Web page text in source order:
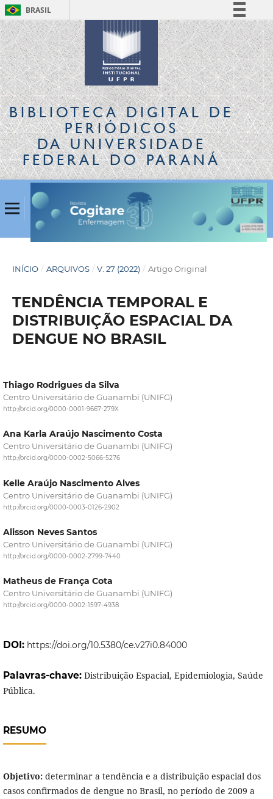
BRASIL
Simplifique!
Comunica BR
Participe
Acesso à informação
Legislação
Canais
BIBLIOTECA DIGITALDE
PERIÓDICOS
DA UNIVERSIDADE
FEDERAL DO PARANÁ
INÍCIO / ARQUIVOS / V. 27 (2022) / Artigo Original
TENDÊNCIA TEMPORAL E
DISTRIBUIÇÃO ESPACIAL DA
DENGUE NO BRASIL
Thiago Rodrigues da Silva
Centro Universitário de Guanambi (UNIFG)
http://orcid.org/0000-0001-9667-279X
Ana Karla Araújo Nascimento Costa
Centro Universitário de Guanambi (UNIFG)
http://orcid.org/0000-0002-5066-5276
Kelle Araújo Nascimento Alves
Centro Universitário de Guanambi (UNIFG)
http://orcid.org/0000-0003-0126-2902
Alisson Neves Santos
Centro Universitário de Guanambi (UNIFG)
http://orcid.org/0000-0002-2799-7440
Matheus de França Cota
Centro Universitário de Guanambi (UNIFG)
http://orcid.org/0000-0002-1597-4938
DOI: https://doi.org/10.5380/ce.v27i0.84000
Palavras-chave: Distribuição Espacial, Epidemiologia, Saúde
Pública.
RESUMO
Objetivo:determinar a tendência e a distribuição espacial dos
casos confirmados de dengue no Brasil, no período de 2009 a